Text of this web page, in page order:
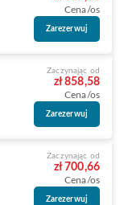
Cena/os
Zarezerwuj
Zaczynając od
zł 858,58
Cena/os
Zarezerwuj
Zaczynając od
zł 700,66
Cena/os
Zarezerwuj